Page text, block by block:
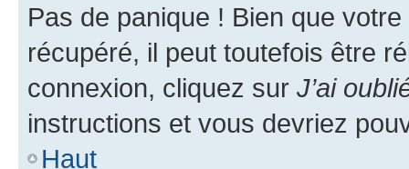
Pas de panique ! Bien que
récupéré, il peut toutefois être
connexion, cliquez sur J’ai
instructions et vous devriez
Haut